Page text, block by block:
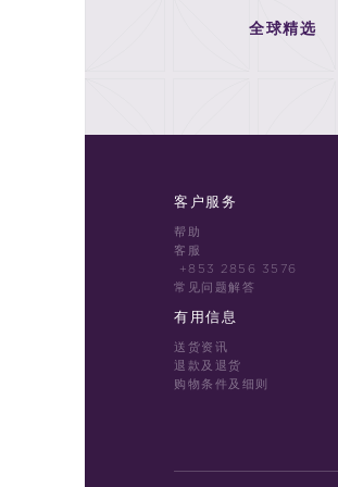
全球精选
客户服务
帮助
客服
+853 2856 3576
常见问题解答
有用信息
送货资讯
退款及退货
购物条件及细则